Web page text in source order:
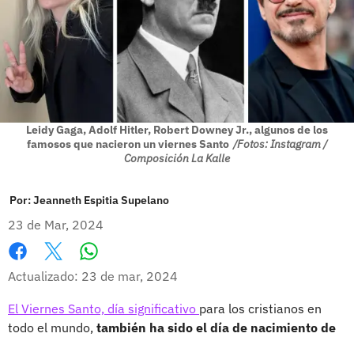
Leidy Gaga, Adolf Hitler, Robert Downey Jr., algunos de los
famosos que nacieron un viernes Santo /Fotos: Instagram /
Composición La Kalle
Por:Jeanneth Espitia Supelano
23 de Mar, 2024
Facebook
X
Actualizado: 23 de mar, 2024
El Viernes Santo, día significativo para los cristianos en
todo el mundo, también ha sido el día de nacimiento de